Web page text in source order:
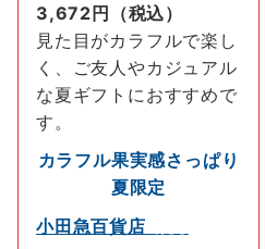
3,672円（税込）
見た目がカラフルで楽し
く、ご友人やカジュアル
な夏ギフトにおすすめで
す。
カラフル果実感さっぱり
夏限定
小田急百貨店